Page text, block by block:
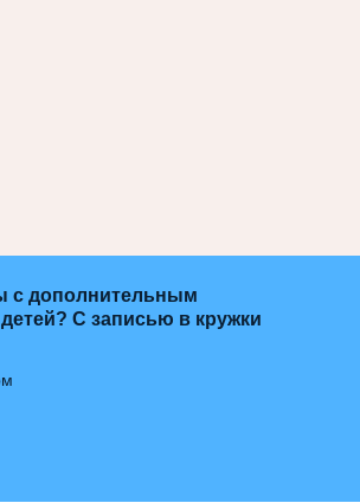
с дополнительным
С записью в кружки